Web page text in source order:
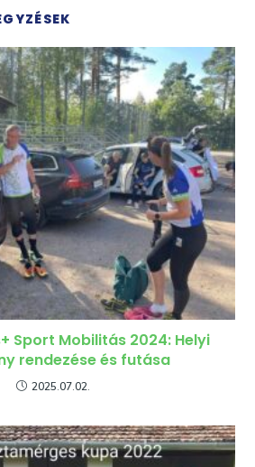
Sport Mobilitás 2024: Helyi
rendezése és futása
2025.07.02.